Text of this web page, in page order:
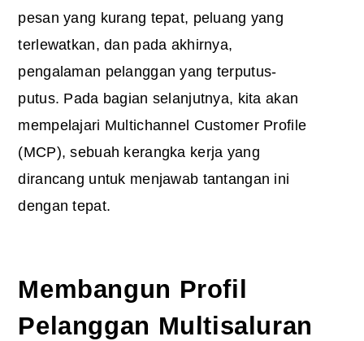
pesan yang kurang tepat, peluang yang
terlewatkan, dan pada akhirnya,
pengalaman pelanggan yang terputus-
putus. Pada bagian selanjutnya, kita akan
mempelajari Multichannel Customer Profile
(MCP), sebuah kerangka kerja yang
dirancang untuk menjawab tantangan ini
dengan tepat.
Membangun Profil
Pelanggan Multisaluran